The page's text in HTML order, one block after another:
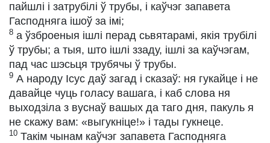
пайшлі і затрубілі ў трубы, і каўчэг запавета
Гасподняга ішоў за імі;
8 а ўзброеныя ішлі перад сьвятарамі, якія трубілі
ў трубы; а тыя, што ішлі ззаду, ішлі за каўчэгам,
пад час шэсьця трубячы ў трубы.
9 А народу Ісус даў загад і сказаў: ня гукайце і не
давайце чуць голасу вашага, і каб слова ня
выходзіла з вуснаў вашых да таго дня, пакуль я
не скажу вам: «выгукніце!» і тады гукнеце.
10 Такім чынам каўчэг запавета Гасподняга